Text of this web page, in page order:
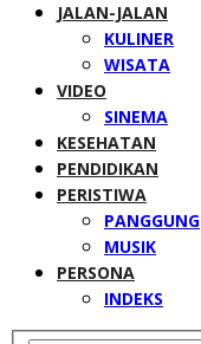
JALAN-JALAN
KULINER
WISATA
VIDEO
SINEMA
KESEHATAN
PENDIDIKAN
PERISTIWA
PANGGUNG
MUSIK
PERSONA
INDEKS